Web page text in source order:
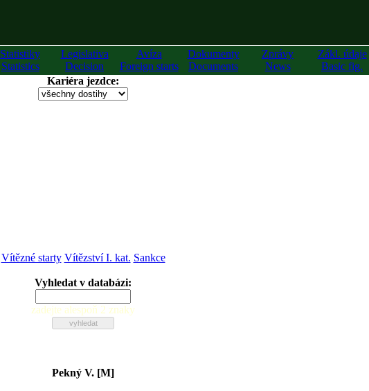
Statistiky
Statistics
Legislativa
Decision
Avíza
Foreign starts
Dokumenty
Documents
Zprávy
News
Zákl. údaje
Basic fig.
Kariéra jezdce:
Vítězné starty Vítězství I. kat. Sankce
Vyhledat v databázi:
zadejte alespoň 2 znaky
Pekný V. [M]